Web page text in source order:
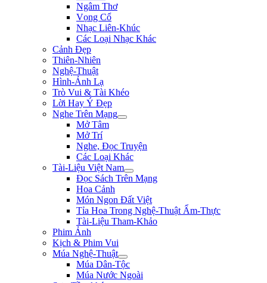
Ngâm Thơ
Vọng Cổ
Nhạc Liên-Khúc
Các Loại Nhạc Khác
Cảnh Đẹp
Thiên-Nhiên
Nghệ-Thuật
Hình-Ảnh Lạ
Trò Vui & Tài Khéo
Lời Hay Ý Đẹp
Nghe Trên Mạng
Mở Tâm
Mở Trí
Nghe, Đọc Truyện
Các Loại Khác
Tài-Liệu Việt Nam
Đọc Sách Trên Mạng
Hoa Cảnh
Món Ngon Đất Việt
Tỉa Hoa Trong Nghệ-Thuật Ẩm-Thực
Tài-Liệu Tham-Khảo
Phim Ảnh
Kịch & Phim Vui
Múa Nghệ-Thuật
Múa Dân-Tộc
Múa Nước Ngoài